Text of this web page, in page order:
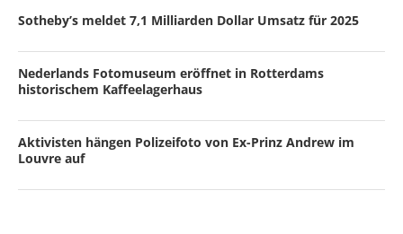
Sotheby’s meldet 7,1 Milliarden Dollar Umsatz für 2025
Nederlands Fotomuseum eröffnet in Rotterdams
historischem Kaffeelagerhaus
Aktivisten hängen Polizeifoto von Ex-Prinz Andrew im
Louvre auf